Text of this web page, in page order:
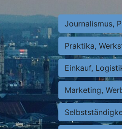
Journalismus,
Praktika,
Einkauf,
Marketing,